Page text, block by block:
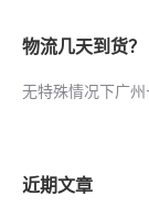
物流几天到货？
无特殊情况下广州
近期文章